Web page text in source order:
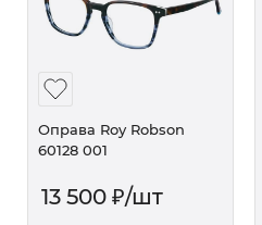
Оправа Roy Robson
60128 001
13 500 ₽/шт